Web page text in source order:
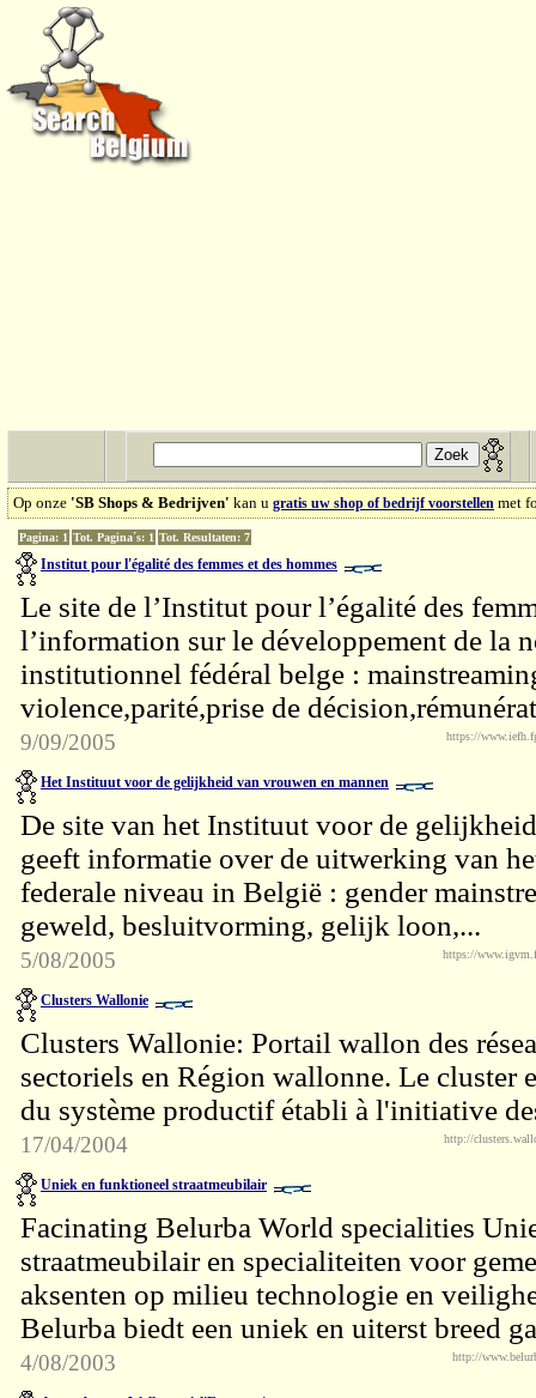
Op onze 'SB Shops & Bedrijven' kan u gratis uw shop of bedrijf voorstellen met
Pagina: 1 Tot. Pagina´s: 1 Tot. Resultaten: 7
Institut pour l'égalité des femmes et des hommes
Le site de l’Institut pour l’égalité des
l’information sur le développement de la
institutionnel fédéral belge :
violence,parité,prise de
9/09/2005 https://
Het Instituut voor de gelijkheid van vrouwen en mannen
De site van het Instituut voor de
geeft informatie over de uitwerking van
federale niveau in België : gender
geweld, besluitvorming, gelijk loon,...
5/08/2005 https://
Clusters Wallonie
Clusters Wallonie: Portail wallon des
sectoriels en Région wallonne. Le cluster
du système productif établi à l'initiative
17/04/2004 http://
Uniek en funktioneel straatmeubilair
Facinating Belurba World specialities
straatmeubilair en specialiteiten voor
aksenten op milieu technologie en
Belurba biedt een uniek en uiterst breed
4/08/2003 http://